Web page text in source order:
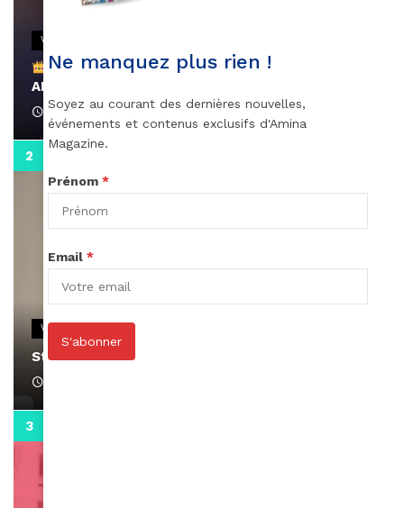
VIDEOS
Remerciements à Ayden pour son message sur
AMINA, le Magazine de la Femme
April 1, 2022
VIDEOS
Stacy passe un message
Ne manquez plus rien !
Soyez au courant des dernières nouvelles,
événements et contenus exclusifs d'Amina
Magazine.
Prénom *
Email *
S'abonner